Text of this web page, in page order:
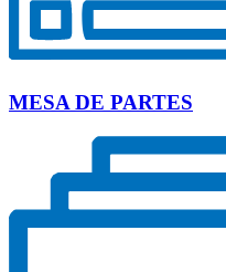
MESA DE PARTES